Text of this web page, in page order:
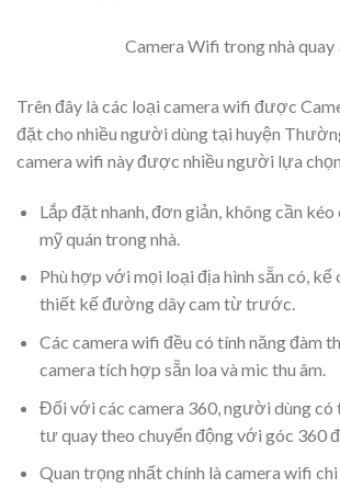
Camera Wifi trong nhà quay
Trên đây là các loại camera wifi được
đặt cho nhiều người dùng tại huyện
camera wifi này được nhiều người lựa
Lắp đặt nhanh, đơn giản, không cần
mỹ quán trong nhà.
Phù hợp với mọi loại địa hình sẵn có, kể
thiết kế đường dây cam từ trước.
Các camera wifi đều có tính năng đàm
camera tích hợp sẵn loa và mic thu âm.
Đối với các camera 360, người dùng có
tư quay theo chuyển động với góc 360
Quan trọng nhất chính là camera wifi